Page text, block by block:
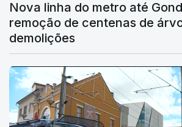
Nova linha do metro até
remoção de centenas de
demolições